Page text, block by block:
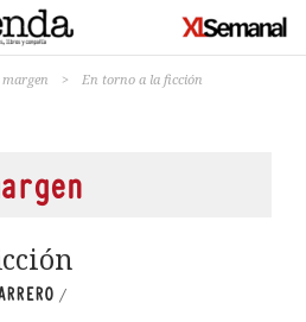
> En torno a la ficción
/